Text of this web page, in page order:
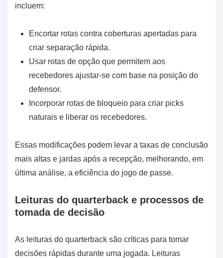
incluem:
Encortar rotas contra coberturas apertadas para
criar separação rápida.
Usar rotas de opção que permitem aos
recebedores ajustar-se com base na posição do
defensor.
Incorporar rotas de bloqueio para criar picks
naturais e liberar os recebedores.
Essas modificações podem levar a taxas de conclusão
mais altas e jardas após a recepção, melhorando, em
última análise, a eficiência do jogo de passe.
Leituras do quarterback e processos de
tomada de decisão
As leituras do quarterback são críticas para tomar
decisões rápidas durante uma jogada. Leituras